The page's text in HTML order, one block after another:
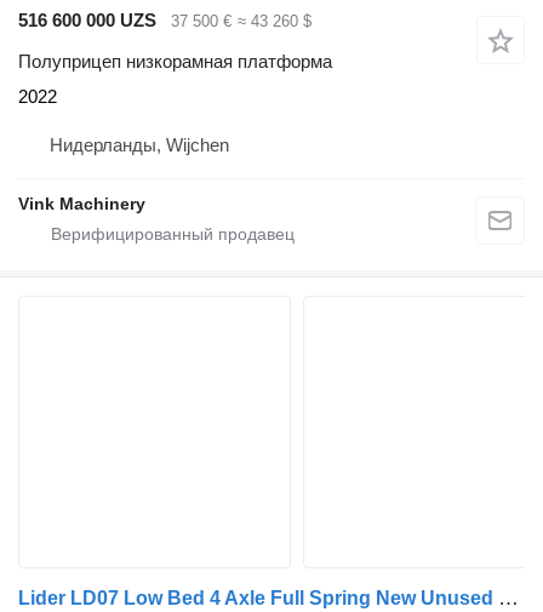
516 600 000 UZS
37 500 € ≈ 43 260 $
Полуприцеп низкорамная платформа
2022
Нидерланды, Wijchen
Vink Machinery
Lider LD07 Low Bed 4 Axle Full Spring New Unused 86 Ton Loading !Price